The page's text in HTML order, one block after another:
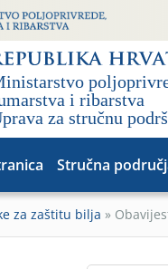
Stručna
za zaštitu bilja »